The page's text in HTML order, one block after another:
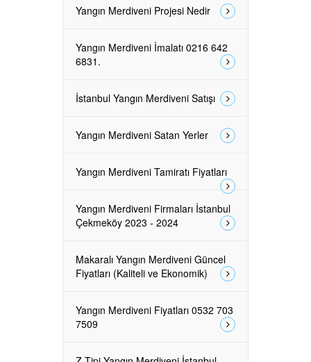
Yangın Merdiveni Projesi Nedir
Yangın Merdiveni İmalatı 0216 642
6831.
İstanbul Yangın Merdiveni Satışı
Yangın Merdiveni Satan Yerler
Yangın Merdiveni Tamiratı Fiyatları
Yangın Merdiveni Firmaları İstanbul
Çekmeköy 2023 - 2024
Makaralı Yangın Merdiveni Güncel
Fiyatları (Kaliteli ve Ekonomik)
Yangın Merdiveni Fiyatları 0532 703
7509